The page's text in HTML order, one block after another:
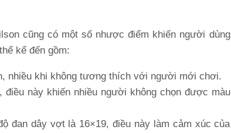
cũng có một số nhược điểm khiến người dùng
kể đến gồm:
nhiều khi không tương thích với người mới chơi.
điều này khiến nhiều người không chọn được màu
đan dây vợt là 16×19, điều này làm cảm xúc của